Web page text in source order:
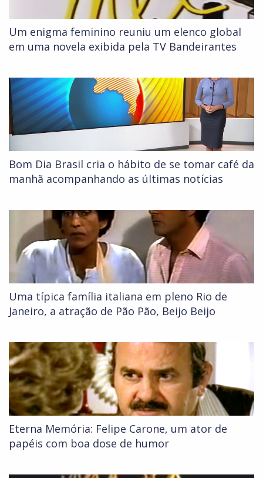
Um enigma feminino reuniu um elenco global
em uma novela exibida pela TV Bandeirantes
Bom Dia Brasil cria o hábito de se tomar café da
manhã acompanhando as últimas notícias
Uma típica família italiana em pleno Rio de
Janeiro, a atração de Pão Pão, Beijo Beijo
Eterna Memória: Felipe Carone, um ator de
papéis com boa dose de humor